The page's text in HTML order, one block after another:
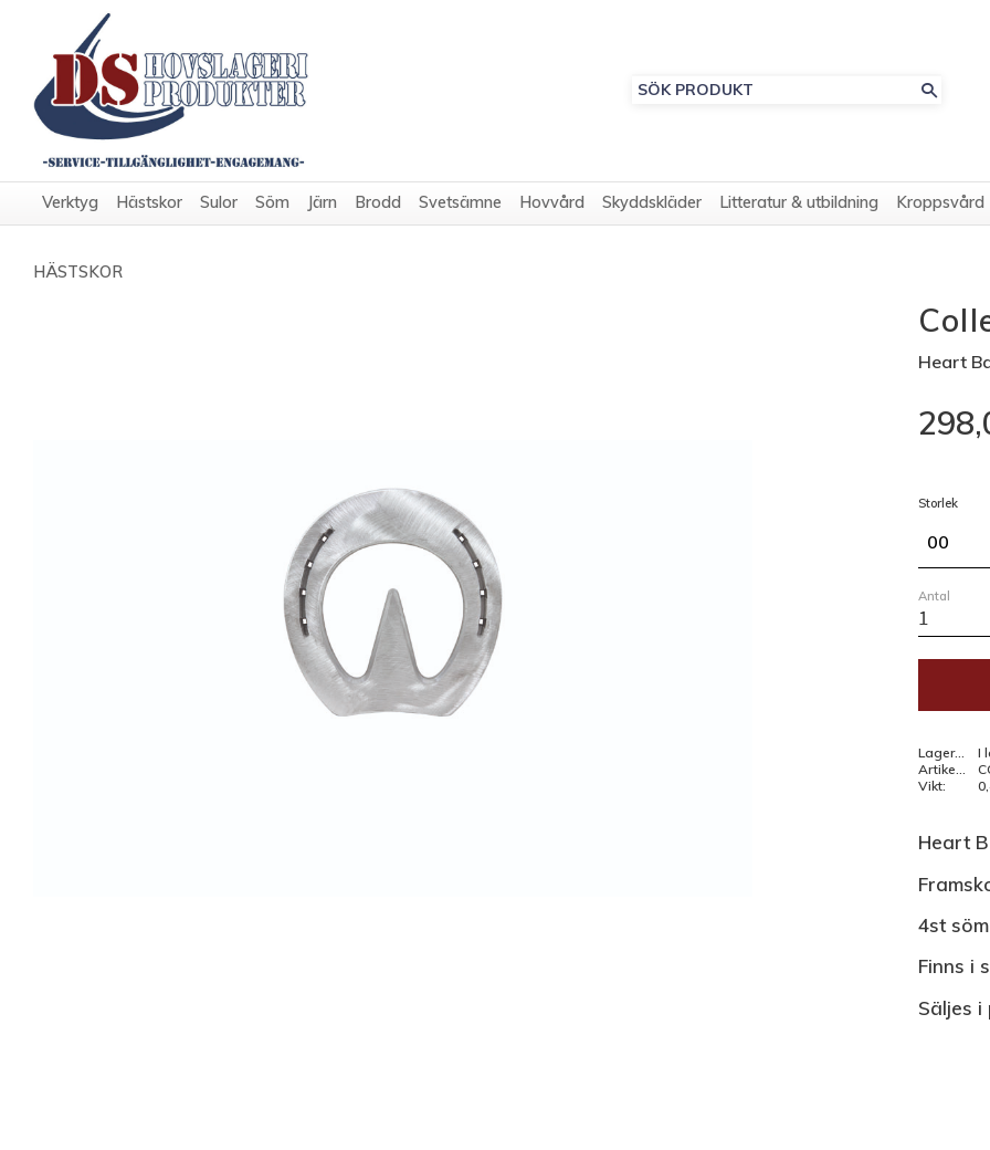
Verktyg Hästskor Sulor Söm Järn Brodd Svetsämne Hovvård Skyddskläder Litteratur & utbildning Kroppsvård
HÄSTSKOR
Heart
Storlek
00
Antal
Lagerstatus
I
Vikt
Heart
4st
Finns i
Säljes i